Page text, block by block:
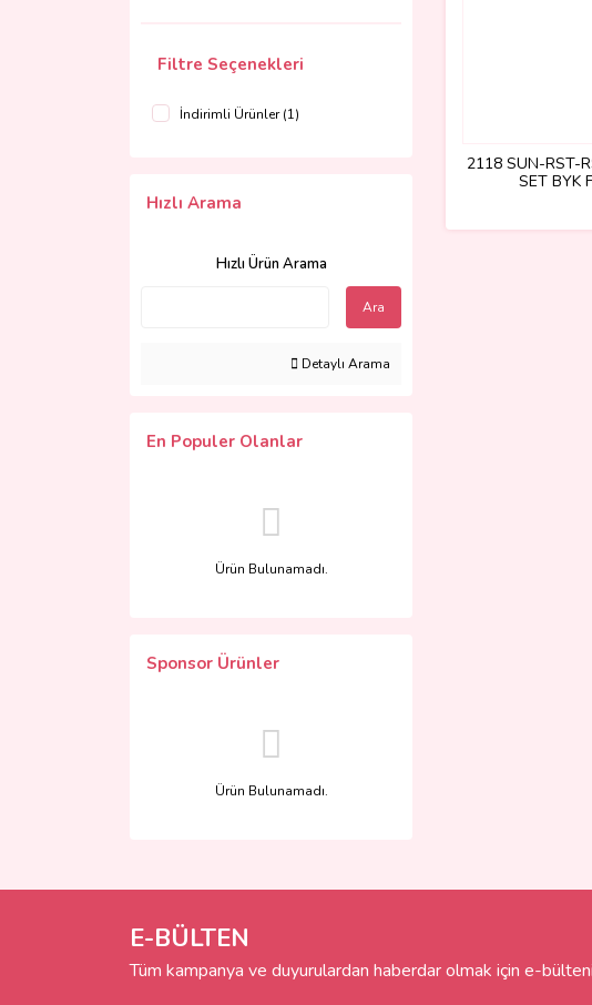
Filtre Seçenekleri
İndirimli Ürünler (1)
Hızlı Arama
Hızlı Ürün Arama
Ara
Detaylı Arama
En Populer Olanlar
Ürün Bulunamadı.
Sponsor Ürünler
Ürün Bulunamadı.
2118 SUN-RST-
SET BYK
E-BÜLTEN
Tüm kampanya ve duyurulardan haberdar olmak için e-